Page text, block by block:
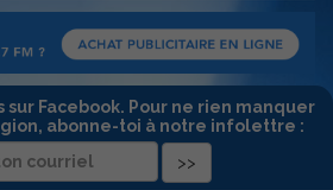
Facebook. Pour ne rien manquer
abonne-toi à notre infolettre :